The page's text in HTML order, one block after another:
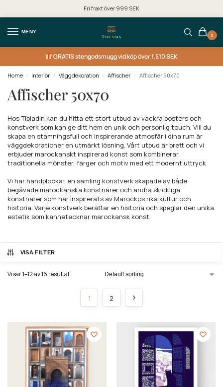
Fri frakt över 999 SEK
MENY
0
GRATISstengodsmugg vid köp över 1.510 SEK
Home / Interiör / Väggdekoration / Affischer / Affischer 50x70
Affischer 50x70
Hos Tibladin kan du hitta ett stort utbud av vackra posters och
konstverk som kan ge ditt hem en unik och personlig touch. Vill du
skapa en stämningsfull och inspirerande atmosfär i dina rum är
väggdekorationer en utmärkt lösning. Vårt utbud är brett och vi
erbjuder marockanskt inspirerad konst som kombinerar
traditionella mönster, färger och motiv med ett modernt uttryck.
Vi har handplockat en samling konstverk skapade av både
begåvade marockanska konstnärer och andra skickliga
konstnärer som har inspirerats av Marockos rika kultur och
historia. Varje konstverk berättar en historia och speglar den unika
estetik som kännetecknar marockansk konst.
VISA FILTER
Visar 1–12 av 16 resultat
1 2